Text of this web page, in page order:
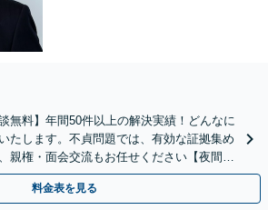
無料】年間50件以上の解決実績！どんなに
たします。不貞問題では、有効な証拠集め
親権・面会交流もお任せください【夜間・
子連れ相談】【樟葉駅5分】
料金表を見る